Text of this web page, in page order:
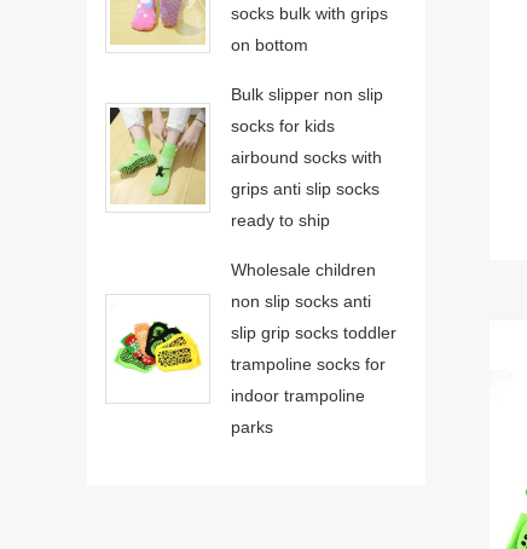
socks bulk with grips
on bottom
Bulk slipper non slip
socks for kids
airbound socks with
grips anti slip socks
ready to ship
Wholesale children
non slip socks anti
slip grip socks toddler
trampoline socks for
indoor trampoline
parks